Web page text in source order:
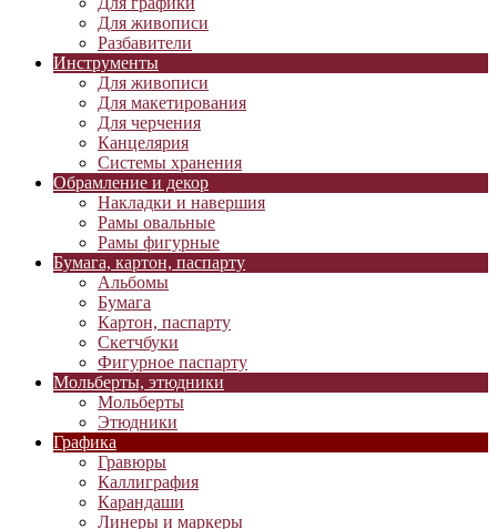
Для живописи
Разбавители
Инструменты
Для живописи
Для макетирования
Для черчения
Канцелярия
Системы хранения
Обрамление и декор
Накладки и навершия
Рамы овальные
Рамы фигурные
Бумага, картон, паспарту
Альбомы
Бумага
Картон, паспарту
Скетчбуки
Фигурное паспарту
Мольберты, этюдники
Мольберты
Этюдники
Графика
Гравюры
Каллиграфия
Карандаши
Линеры и маркеры